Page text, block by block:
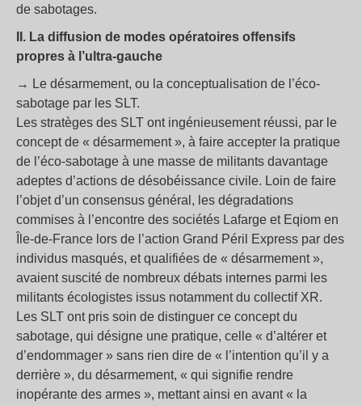
de sabotages.
II. La diffusion de modes opératoires offensifs
propres à l’ultra-gauche
→ Le désarmement, ou la conceptualisation de l’éco-
sabotage par les SLT.
Les stratèges des SLT ont ingénieusement réussi, par le
concept de « désarmement », à faire accepter la pratique
de l’éco-sabotage à une masse de militants davantage
adeptes d’actions de désobéissance civile. Loin de faire
l’objet d’un consensus général, les dégradations
commises à l’encontre des sociétés Lafarge et Eqiom en
Île-de-France lors de l’action Grand Péril Express par des
individus masqués, et qualifiées de « désarmement »,
avaient suscité de nombreux débats internes parmi les
militants écologistes issus notamment du collectif XR.
Les SLT ont pris soin de distinguer ce concept du
sabotage, qui désigne une pratique, celle « d’altérer et
d’endommager » sans rien dire de « l’intention qu’il y a
derrière », du désarmement, « qui signifie rendre
inopérante des armes », mettant ainsi en avant « la